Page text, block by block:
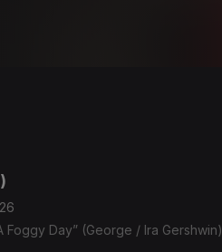
Foggy Day” (George / Ira Gershwin)